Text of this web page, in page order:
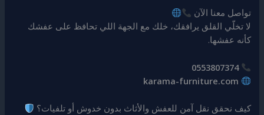
تواصل معنا الآن
لا تخلّي القلق يرافقك، خلك مع الجهة اللي تحافظ على عفشك
كأنه عفشها.
0553807374
karama-furniture.com
كيف نحقق نقل آمن للعفش والأثاث بدون خدوش أو تلفيات؟